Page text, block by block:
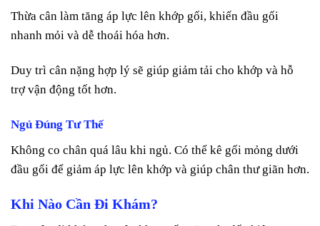
Thừa cân làm tăng áp lực lên khớp gối, khiến đầu gối
nhanh mỏi và dễ thoái hóa hơn.
Duy trì cân nặng hợp lý sẽ giúp giảm tải cho khớp và hỗ
trợ vận động tốt hơn.
Ngủ Đúng Tư Thế
Không co chân quá lâu khi ngủ. Có thể kê gối mỏng dưới
đầu gối để giảm áp lực lên khớp và giúp chân thư giãn hơn.
Khi Nào Cần Đi Khám?